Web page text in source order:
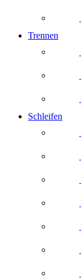
Trennen
Schleifen